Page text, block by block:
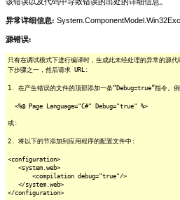
异常详细信息:
源错误:
只有在调试模式下进行编译时，生成此未经处理的异常的源
下步骤之一，然后请求 URL:
1. 在产生错误的文件的顶部添加一条“Debug=true”指令。
<%@ Page Language="C#" Debug="true" %>
或:
2. 将以下的节添加到应用程序的配置文件中:
<configuration>
<system.web>
<compilation debug="true"/>
</system.web>
</configuration>